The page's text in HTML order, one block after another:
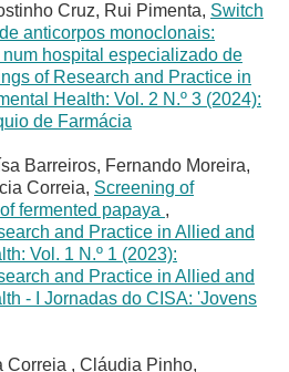
Cruz, Rui Pimenta, Switch
anticorpos monoclonais:
hospital especializado de
of Research and Practice in
Health: Vol. 2 N.º 3 (2024):
de Farmácia
Barreiros, Fernando Moreira,
Correia, Screening of
fermented papaya ,
and Practice in Allied and
Vol. 1 N.º 1 (2023):
and Practice in Allied and
- I Jornadas do CISA: 'Jovens
Correia , Cláudia Pinho,